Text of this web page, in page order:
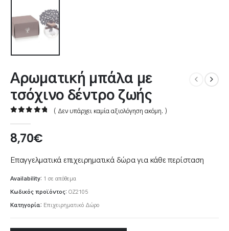
Αρωματική μπάλα με
τσόχινο δέντρο ζωής
( Δεν υπάρχει καμία αξιολόγηση ακόμη. )
8,70€
Επαγγελματικά επιχειρηματικά δώρα για κάθε περίσταση
Availability: 1 σε απόθεμα
Κωδικός προϊόντος: OZ2105
Κατηγορία: Επιχειρηματικό Δώρο